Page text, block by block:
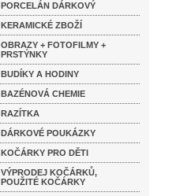
PORCELÁN DÁRKOVÝ
KERAMICKÉ ZBOŽÍ
OBRAZY + FOTOFILMY +
PRSTÝNKY
BUDÍKY A HODINY
BAZÉNOVÁ CHEMIE
RAZÍTKA
DÁRKOVÉ POUKÁZKY
KOČÁRKY PRO DĚTI
VÝPRODEJ KOČÁRKŮ,
POUŽITÉ KOČÁRKY